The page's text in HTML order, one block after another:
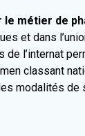
métier de
et dans
de l’internat
classant
modalités de